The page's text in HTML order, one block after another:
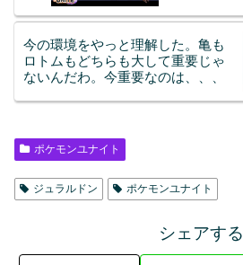
今の環境をやっと理解した。亀も
ロトムもどちらも大して重要じゃ
ないんだわ。今重要なのは、、、
ポケモンユナイト
ジュラルドン ポケモンユナイト
シェアする